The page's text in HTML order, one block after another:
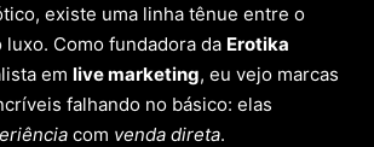
existe uma linha tênue entre o
luxo. Como fundadora da Erotika
em live marketing, eu vejo marcas
falhando no básico: elas
com venda direta.